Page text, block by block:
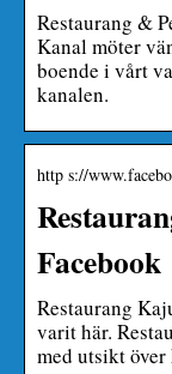
Restaurang &
Kanal möter
boende i vårt
kanalen.
http s://
Facebook
Restaurang
varit här.
med utsikt